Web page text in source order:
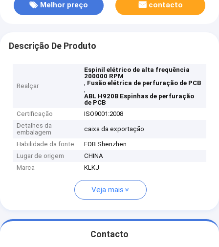
Melhor preço contacto
Descrição De Produto
Realçar
Espinil elétrico de alta frequência
200000 RPM
, Fusão elétrica de perfuração de PCB
,
ABL H920B Espinhas de perfuração
de PCB
Certificação
ISO9001:2008
Detalhes da
embalagem
caixa da exportação
Habilidade da fonte
FOB Shenzhen
Lugar de origem
CHINA
Marca
KLKJ
Veja mais
Contacto